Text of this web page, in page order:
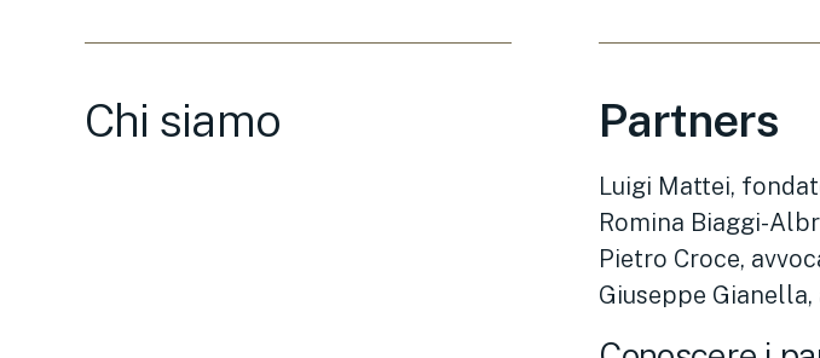
Chi siamo Partners
Luigi Mattei,
Romina Biaggi-
Pietro Croce,
Giuseppe